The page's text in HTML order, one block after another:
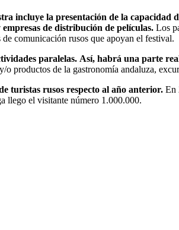
incluye la presentación de la
de distribución de películas. Los
comunicación rusos que apoyan el festival.
paralelas. Así, habrá una parte
productos de la gastronomía andaluza,
turistas rusos respecto al año anterior. En
llego el visitante número 1.000.000.